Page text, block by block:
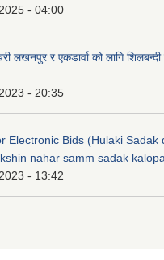
- 04:00
लखनपुर र एकडार्वा को लागि
- 20:35
Electronic Bids (Hulaki Sadak
nahar samm sadak
- 13:42